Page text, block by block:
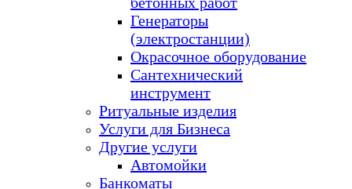
Генераторы
(электростанции)
Окрасочное оборудование
Сантехнический
инструмент
Ритуальные изделия
Услуги для Бизнеса
Другие услуги
Автомойки
Банкоматы